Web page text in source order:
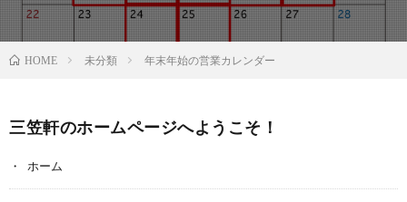
HOME 未分類 年末年始の営業カレンダー
三笠軒のホームページへようこそ！
ホーム